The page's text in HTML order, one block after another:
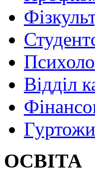
Відділ
ОСВІТА